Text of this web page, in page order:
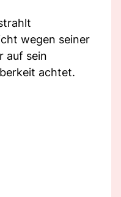
wegen seiner
auf sein
achtet.